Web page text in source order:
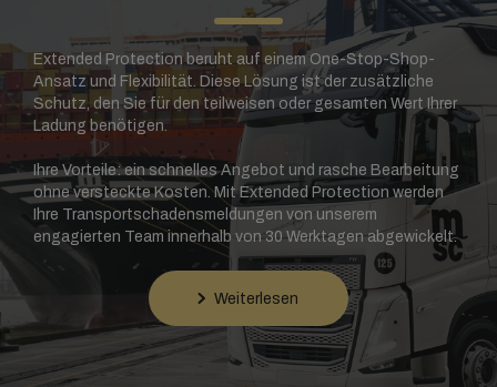
Extended Protection beruht auf einem One-Stop-Shop-
Ansatz und Flexibilität. Diese Lösung ist der zusätzliche
Schutz, den Sie für den teilweisen oder gesamten Wert Ihrer
Ladung benötigen.
Ihre Vorteile: ein schnelles Angebot und rasche Bearbeitung
ohne versteckte Kosten. Mit Extended Protection werden
Ihre Transportschadensmeldungen von unserem
engagierten Team innerhalb von 30 Werktagen abgewickelt.
Weiterlesen